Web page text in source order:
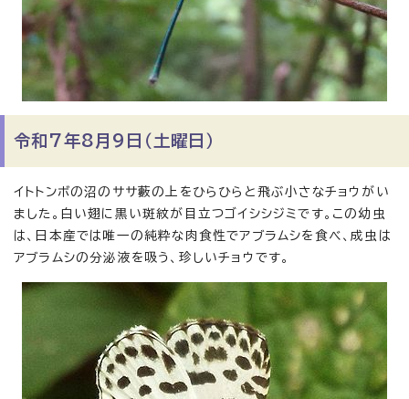
令和7年8月9日（土曜日）
イトトンボの沼のササ藪の上をひらひらと飛ぶ小さなチョウがい
ました。白い翅に黒い斑紋が目立つゴイシシジミです。この幼虫
は、日本産では唯一の純粋な肉食性でアブラムシを食べ、成虫は
アブラムシの分泌液を吸う、珍しいチョウです。